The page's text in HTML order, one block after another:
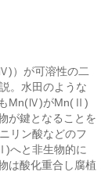
）が可溶性の二
。水田のような
もMn(Ⅳ)がMn(Ⅱ)
が鍵となることを
リン酸などのフ
へと非生物的に
は酸化重合し腐植